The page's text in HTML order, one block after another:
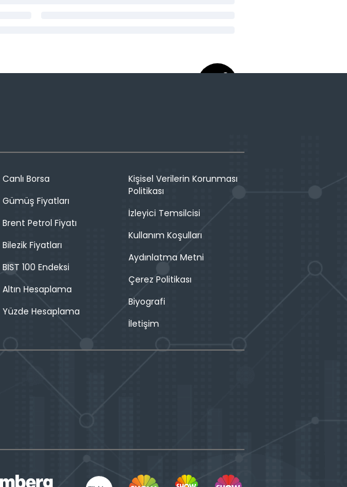
Canlı Borsa
Gümüş Fiyatları
Brent Petrol Fiyatı
Bilezik Fiyatları
BIST 100 Endeksi
Altın Hesaplama
Yüzde Hesaplama
Kişisel Verilerin Korunması
Politikası
İzleyici Temsilcisi
Kullanım Koşulları
Aydınlatma Metni
Çerez Politikası
Biyografi
İletişim